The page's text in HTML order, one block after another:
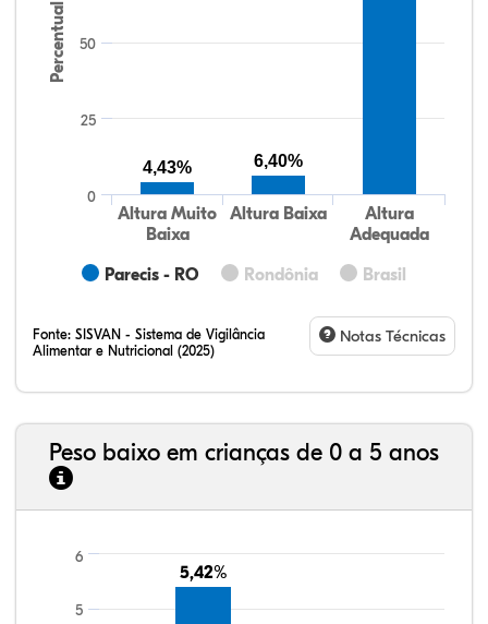
Percentual
Parecis - RO Rondônia Brasil
Altura Muito
Baixa
Altura Baixa
Altura
Adequada
0
25
50
4,43% 6,40%
Fonte: SISVAN - Sistema de Vigilância
Alimentar e Nutricional (2025)
Notas Técnicas
Peso baixo em crianças de 0 a 5 anos
5,42%
5,42%
5
6